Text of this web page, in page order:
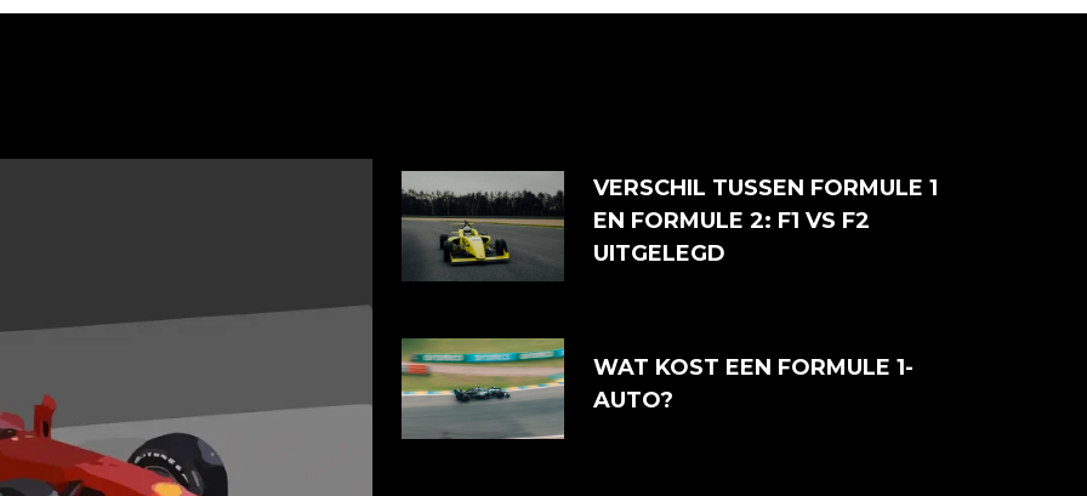
VERSCHIL TUSSEN FORMULE 1
EN FORMULE 2: F1 VS F2
UITGELEGD
WAT KOST EEN FORMULE 1-
AUTO?